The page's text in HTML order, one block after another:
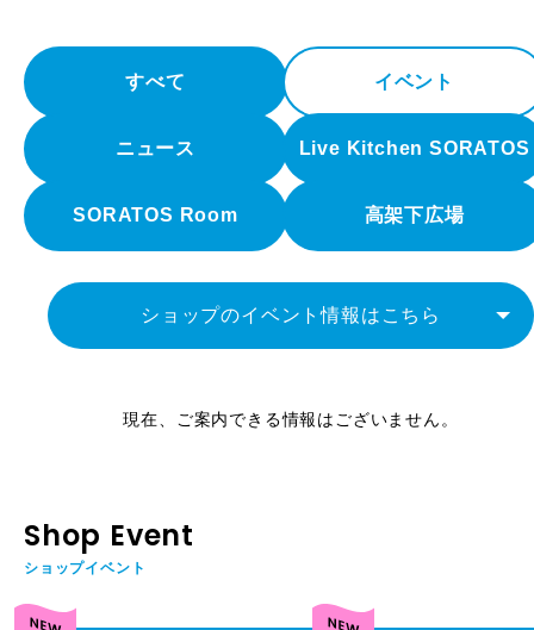
すべて イベント
ニュース Live Kitchen SORATOS
SORATOS Room 高架下広場
ショップのイベント情報はこちら
現在、ご案内できる情報はございません。
Shop Event
ショップイベント